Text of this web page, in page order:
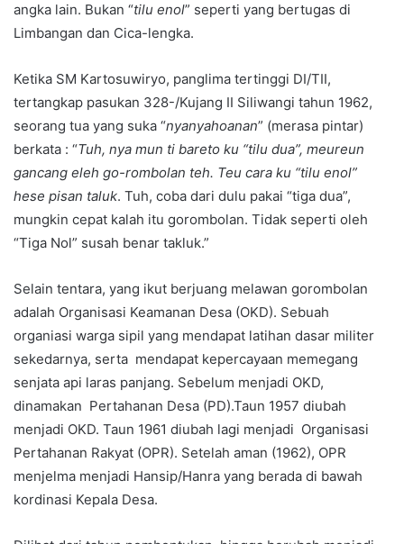
angka lain. Bukan “tilu enol” seperti yang bertugas di
Limbangan dan Cica-lengka.
Ketika SM Kartosuwiryo, panglima tertinggi DI/TII,
tertangkap pasukan 328-/Kujang II Siliwangi tahun 1962,
seorang tua yang suka “nyanyahoanan” (merasa pintar)
berkata : “Tuh, nya mun ti bareto ku “tilu dua”, meureun
gancang eleh go-rombolan teh. Teu cara ku “tilu enol”
hese pisan taluk. Tuh, coba dari dulu pakai “tiga dua”,
mungkin cepat kalah itu gorombolan. Tidak seperti oleh
“Tiga Nol” susah benar takluk.”
Selain tentara, yang ikut berjuang melawan gorombolan
adalah Organisasi Keamanan Desa (OKD). Sebuah
organiasi warga sipil yang mendapat latihan dasar militer
sekedarnya, serta mendapat kepercayaan memegang
senjata api laras panjang. Sebelum menjadi OKD,
dinamakan Pertahanan Desa (PD).Taun 1957 diubah
menjadi OKD. Taun 1961 diubah lagi menjadi Organisasi
Pertahanan Rakyat (OPR). Setelah aman (1962), OPR
menjelma menjadi Hansip/Hanra yang berada di bawah
kordinasi Kepala Desa.